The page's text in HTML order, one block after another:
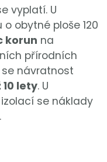
vyplatí. U
obytné ploše 120
korun na
přírodních
návratnost
10 lety. U
se náklady
.